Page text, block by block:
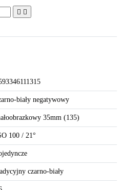
 
biały negatywowy
35mm (135)
100 / 21°
czarno-biały